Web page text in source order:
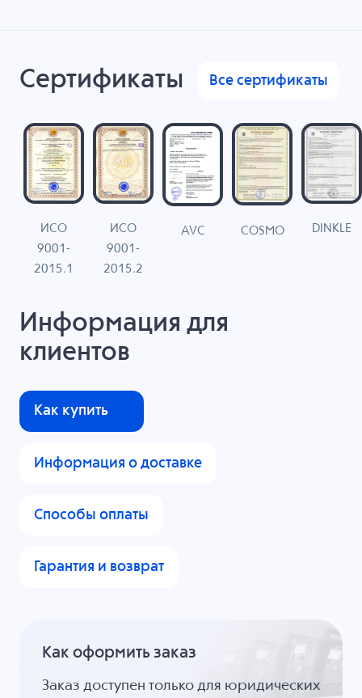
Сертификаты Все сертификаты
ИСО
9001-
2015.1
ИСО
9001-
2015.2
AVC COSMO DINKLE
Информация для
клиентов
Как купить
Информация о доставке
Способы оплаты
Гарантия и возврат
Как оформить заказ
Заказ доступен только для юридических